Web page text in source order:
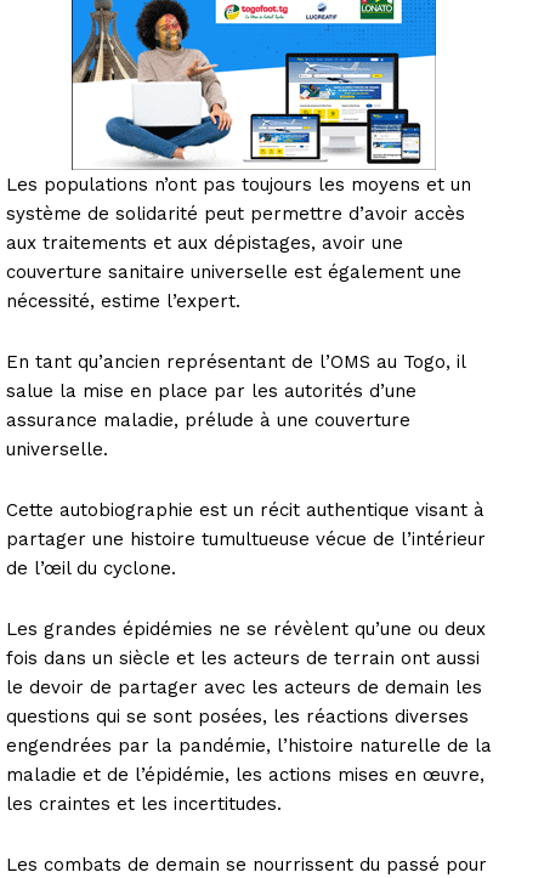
Les populations n’ont pas toujours les moyens et un
système de solidarité peut permettre d’avoir accès
aux traitements et aux dépistages, avoir une
couverture sanitaire universelle est également une
nécessité, estime l’expert.
En tant qu’ancien représentant de l’OMS au Togo, il
salue la mise en place par les autorités d’une
assurance maladie, prélude à une couverture
universelle.
Cette autobiographie est un récit authentique visant à
partager une histoire tumultueuse vécue de l’intérieur
de l’œil du cyclone.
Les grandes épidémies ne se révèlent qu’une ou deux
fois dans un siècle et les acteurs de terrain ont aussi
le devoir de partager avec les acteurs de demain les
questions qui se sont posées, les réactions diverses
engendrées par la pandémie, l’histoire naturelle de la
maladie et de l’épidémie, les actions mises en œuvre,
les craintes et les incertitudes.
Les combats de demain se nourrissent du passé pour